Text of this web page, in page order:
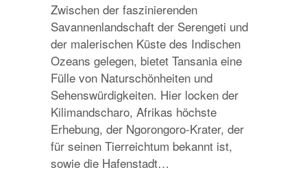
Zwischen der faszinierenden
Savannenlandschaft der Serengeti und
der malerischen Küste des Indischen
Ozeans gelegen, bietet Tansania eine
Fülle von Naturschönheiten und
Sehenswürdigkeiten. Hier locken der
Kilimandscharo, Afrikas höchste
Erhebung, der Ngorongoro-Krater, der
für seinen Tierreichtum bekannt ist,
sowie die Hafenstadt…